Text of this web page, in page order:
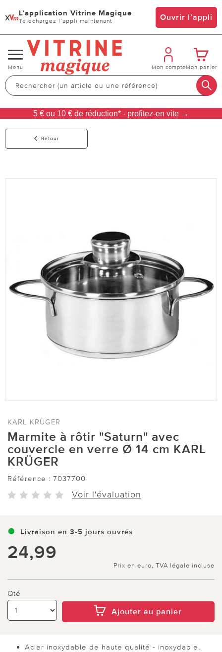
x L’application Vitrine Magique
Téléchargez l’appli maintenant Ouvrir l’appli
Changer
de
navigation
Menu Mon compteMon panier
5 € ou 10 € de réduction* - profitez-en vite →
Retour
KARL KRÜGER
Marmite à rôtir "Saturn" avec
couvercle en verre Ø 14 cm KARL
KRÜGER
Référence : 7037700
Voir l'évaluation
Livraison en 3-5 jours ouvrés
24,99
Prix en euro, TVA légale incluse
Qté
Ajouter au panier
Acier inoxydable de haute qualité - inoxydable,